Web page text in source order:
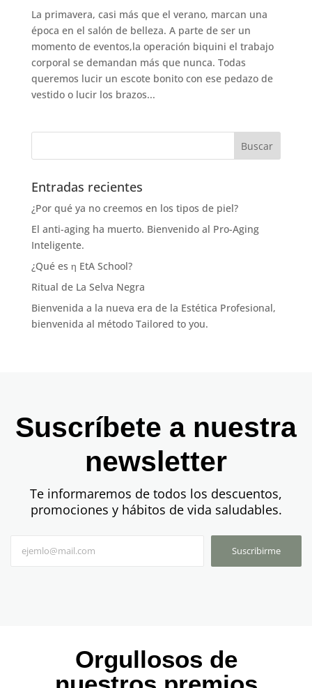
La primavera, casi más que el verano, marcan una
época en el salón de belleza. A parte de ser un
momento de eventos,la operación biquini el trabajo
corporal se demandan más que nunca. Todas
queremos lucir un escote bonito con ese pedazo de
vestido o lucir los brazos...
Entradas recientes
¿Por qué ya no creemos en los tipos de piel?
El anti-aging ha muerto. Bienvenido al Pro-Aging
Inteligente.
¿Qué es η EtA School?
Ritual de La Selva Negra
Bienvenida a la nueva era de la Estética Profesional,
bienvenida al método Tailored to you.
Suscríbete a nuestra
newsletter
Te informaremos de todos los descuentos,
promociones y hábitos de vida saludables.
Suscribirme
Orgullosos de